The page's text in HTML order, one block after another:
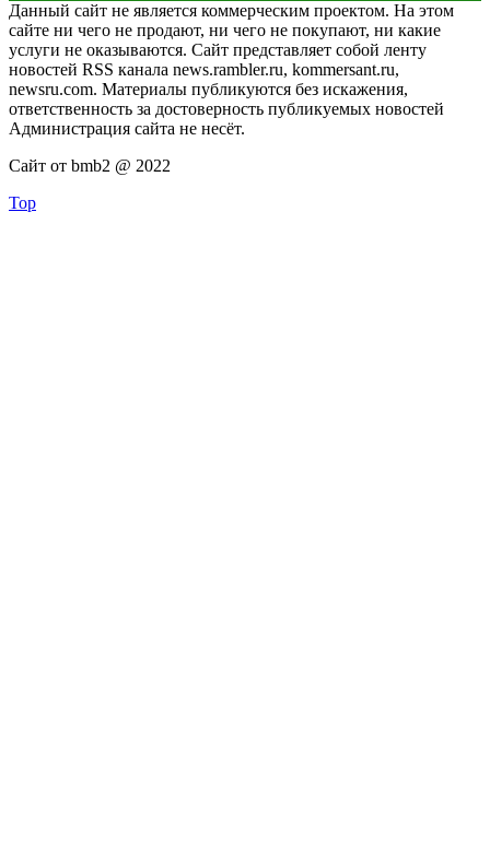
Данный сайт не является коммерческим проектом. На этом
сайте ни чего не продают, ни чего не покупают, ни какие
услуги не оказываются. Сайт представляет собой ленту
новостей RSS канала news.rambler.ru, kommersant.ru,
newsru.com. Материалы публикуются без искажения,
ответственность за достоверность публикуемых новостей
Администрация сайта не несёт.
Сайт от bmb2 @ 2022
Top